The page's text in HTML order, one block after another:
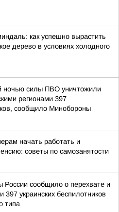
как успешно вырастить
дерево в условиях холодного
силы ПВО уничтожили
регионами 397
сообщило Минобороны
начать работать и
советы по самозанятости
России сообщило о перехвате и
397 украинских беспилотников
типа